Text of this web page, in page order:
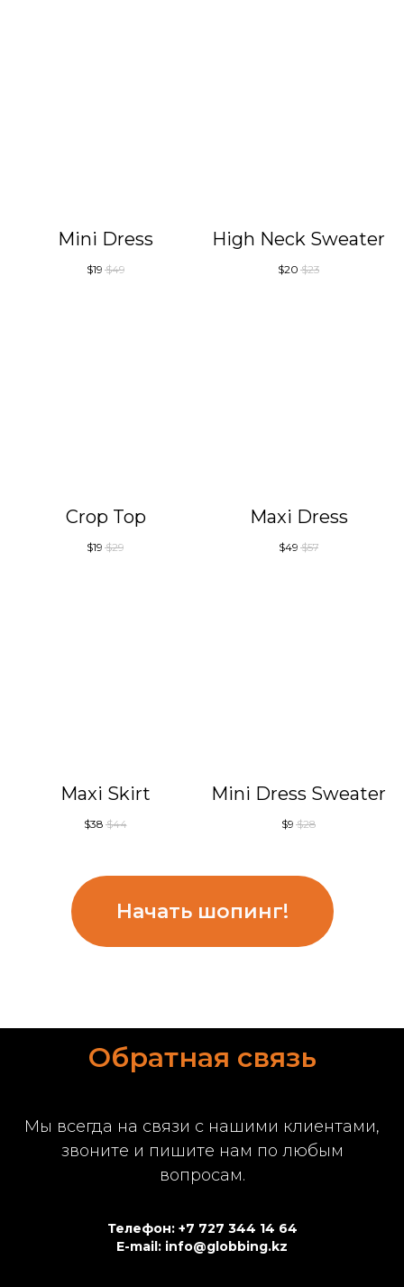
Mini Dress
$19 $49
High Neck Sweater
$20 $23
Crop Top
$19 $29
Maxi Dress
$49 $57
Maxi Skirt
$38 $44
Mini Dress Sweater
$9 $28
Начать шопинг!
Обратная связь
Мы всегда на связи с нашими клиентами,
звоните и пишите нам по любым
вопросам.
Телефон: +7 727 344 14 64
E-mail: info@globbing.kz